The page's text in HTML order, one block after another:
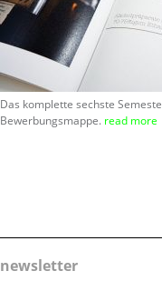
Das komplette sechste
Bewerbungsmappe. read more
newsletter